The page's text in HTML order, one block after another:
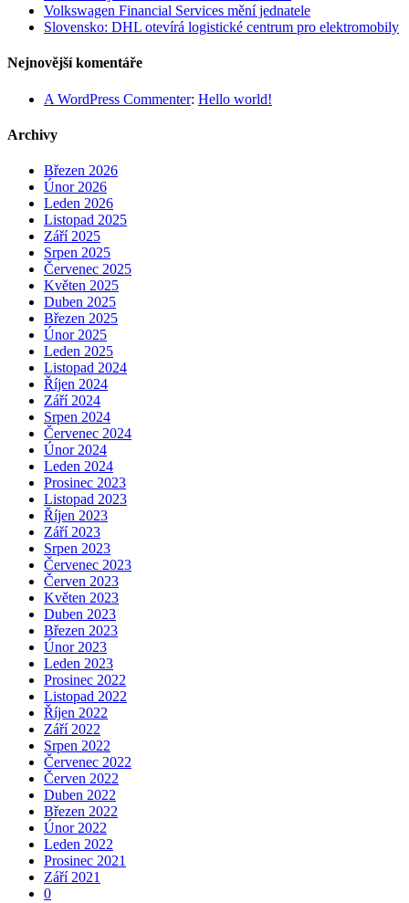
Volkswagen Financial Services mění jednatele
Slovensko: DHL otevírá logistické centrum pro elektromobily
Nejnovější komentáře
A WordPress Commenter: Hello world!
Archivy
Březen 2026
Únor 2026
Leden 2026
Listopad 2025
Září 2025
Srpen 2025
Červenec 2025
Květen 2025
Duben 2025
Březen 2025
Únor 2025
Leden 2025
Listopad 2024
Říjen 2024
Září 2024
Srpen 2024
Červenec 2024
Únor 2024
Leden 2024
Prosinec 2023
Listopad 2023
Říjen 2023
Září 2023
Srpen 2023
Červenec 2023
Červen 2023
Květen 2023
Duben 2023
Březen 2023
Únor 2023
Leden 2023
Prosinec 2022
Listopad 2022
Říjen 2022
Září 2022
Srpen 2022
Červenec 2022
Červen 2022
Duben 2022
Březen 2022
Únor 2022
Leden 2022
Prosinec 2021
Září 2021
0